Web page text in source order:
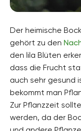
Der heimische
gehört zu den
den lila Blüten
dass die Frucht
auch sehr gesund
bekommt man
Zur Pflanzzeit
werden, da der